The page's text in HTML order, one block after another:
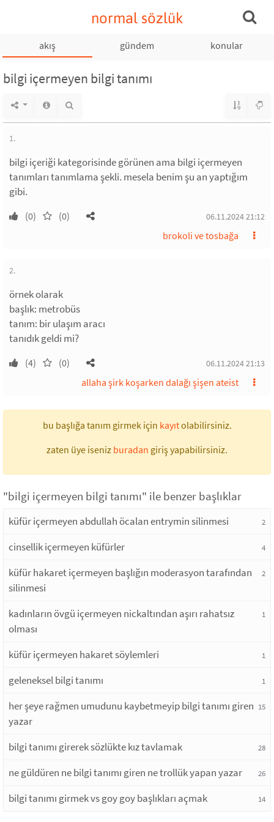
normal sözlük
akış gündem konular
bilgi içermeyen bilgi tanımı
1.
bilgi içeriği kategorisinde görünen ama bilgi içermeyen
tanımları tanımlama şekli. mesela benim şu an yaptığım
gibi.
(0) (0) 06.11.2024 21:12
brokoli ve tosbağa
2.
örnek olarak
başlık: metrobüs
tanım: bir ulaşım aracı
tanıdık geldi mi?
(4) (0) 06.11.2024 21:13
allaha şirk koşarken dalağı şişen ateist
bu başlığa tanım girmek için kayıtolabilirsiniz.
zaten üye iseniz buradan giriş yapabilirsiniz.
"bilgi içermeyen bilgi tanımı" ile benzer başlıklar
küfür içermeyen abdullah öcalan entrymin silinmesi 2
cinsellik içermeyen küfürler 4
küfür hakaret içermeyen başlığın moderasyon tarafından
silinmesi
2
kadınların övgü içermeyen nickaltından aşırı rahatsız
olması
1
küfür içermeyen hakaret söylemleri 1
geleneksel bilgi tanımı 1
her şeye rağmen umudunu kaybetmeyip bilgi tanımı giren
yazar
15
bilgi tanımı girerek sözlükte kız tavlamak 28
ne güldüren ne bilgi tanımı giren ne trollük yapan yazar 26
bilgi tanımı girmek vs goy goy başlıkları açmak 14